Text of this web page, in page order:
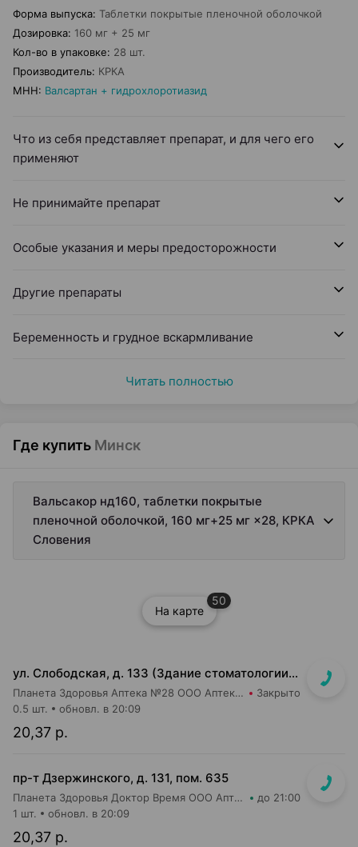
Форма выпуска: Таблетки покрытые пленочной оболочкой
Дозировка: 160 мг + 25 мг
Кол-во в упаковке: 28 шт.
Производитель: КРКА
МНН: Валсартан + гидрохлоротиазид
Что из себя представляет препарат, и для чего его
применяют
Не принимайте препарат
Особые указания и меры предосторожности
Другие препараты
Беременность и грудное вскармливание
Читать полностью
Где купить Минск
Вальсакор нд160, таблетки покрытые
пленочной оболочкой, 160 мг+25 мг ×28, КРКА
Словения
На карте
50
ул. Слободская, д. 133 (Здание стоматологии, отдельный вход)
Планета Здоровья Аптека №28 ООО Аптека №5 Закрыто
20,37 р.
0.5 шт. обновл. в 20:09
пр-т Дзержинского, д. 131, пом. 635
Планета Здоровья Доктор Время ООО Аптека №52 до 21:00
20,37 р.
1 шт. обновл. в 20:09